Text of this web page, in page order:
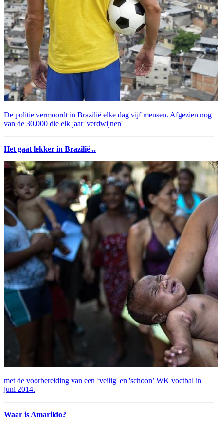
De politie vermoordt in Brazilië elke dag vijf mensen. Afgezien nog
van de 30.000 die elk jaar 'verdwijnen'
Het gaat lekker in Brazilië...
met de voorbereiding van een ‘veilig' en 'schoon’ WK voetbal in
juni 2014.
Waar is Amarildo?